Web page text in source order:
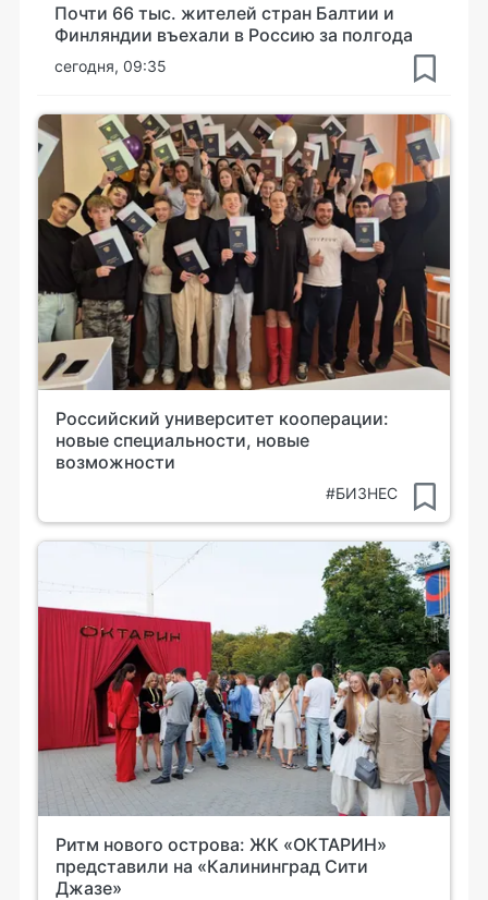
Почти 66 тыс. жителей стран Балтии и
Финляндии въехали в Россию за полгода
сегодня, 09:35
Российский университет кооперации:
новые специальности, новые
возможности
#БИЗНЕС
Ритм нового острова: ЖК «ОКТАРИН»
представили на «Калининград Сити
Джазе»